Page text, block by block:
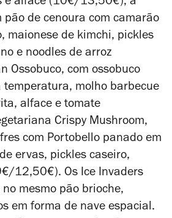
e alface (10€/13,50€); a
pão de cenoura com camarão
maionese de kimchi, pickles
e noodles de arroz
Ossobuco, com ossobuco
temperatura, molho barbecue
alface e tomate
Crispy Mushroom,
com Portobello panado em
ervas, pickles caseiro,
12,50€). Os Ice Invaders
mesmo pão brioche,
em forma de nave espacial.